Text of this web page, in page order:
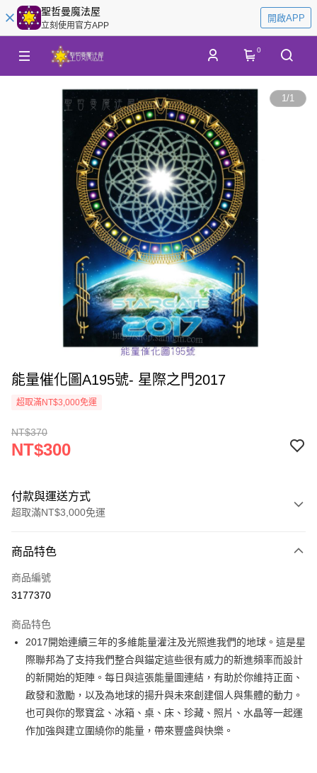
聖哲曼魔法屋
立刻使用官方APP
開啟APP
0
1/1
能量催化圖A195號- 星際之門2017
超取滿NT$3,000免運
NT$370
NT$300
付款與運送方式
超取滿NT$3,000免運
信用卡一次付款
超商取貨付款
Apple Pay
街口支付
悠遊付
ATM付款
商品特色
商品編號
3177370
商品特色
2017開始連續三年的多維能量灌注及光照進我們的地球。這是星
際聯邦為了支持我們整合與錨定這些很有威力的新進頻率而設計
的新開始的矩陣。每日與這張能量圖連結，有助於你維持正面、
啟發和激勵，以及為地球的揚升與未來創建個人與集體的動力。
也可與你的聚寶盆、冰箱、桌、床、珍藏、照片、水晶等一起運
作加強與建立圍繞你的能量，帶來豐盛與快樂。